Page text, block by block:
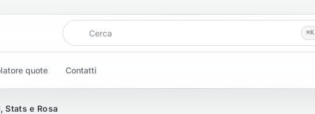
Cerca
⌘K
quote Contatti
Stats e Rosa